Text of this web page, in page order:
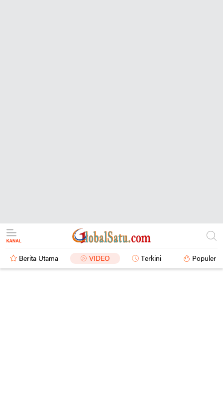
Berita Utama VIDEO Terkini Populer